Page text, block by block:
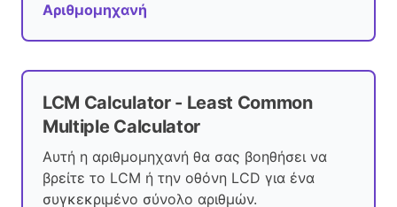
Αριθμομηχανή
LCM Calculator - Least Common
Multiple Calculator
Αυτή η αριθμομηχανή θα σας βοηθήσει να
βρείτε το LCM ή την οθόνη LCD για ένα
συγκεκριμένο σύνολο αριθμών.